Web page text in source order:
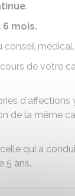
.
mois.
conseil médical.
de votre
d'affections
de la même
qui a
5 ans.